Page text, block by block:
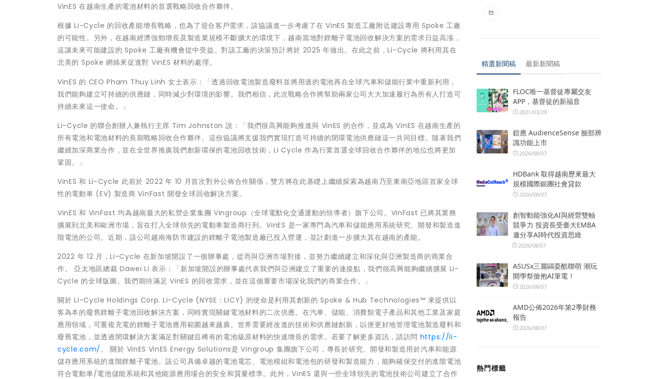
VinES 在越南生產的電池材料的首選戰略回收合作夥伴。
根據 Li-Cycle 的回收產能增長戰略，也為了迎合客戶需求，該協議進一步考慮了在 VinES 製造工廠附近建設專用 Spoke 工廠
的可能性。另外，在越南經濟強勁增長及製造業規模不斷擴大的環境下，越南當地對鋰離子電池回收解決方案的需求日益高漲，
這讓未來可能建設的 Spoke 工廠有機會從中受益。對該工廠的決策預計將於 2025 年做出。在此之前，Li-Cycle 將利用其在
北美的 Spoke 網絡來促進對 VinES 材料的處理。
VinES 的 CEO Pham Thuy Linh 女士表示：「透過回收電池製造廢料並將用過的電池再在全球汽車和儲能行業中重新利用，
我們能夠建立可持續的供應鏈，同時減少對環境的影響。我們相信，此次戰略合作將幫助兩家公司大大加速履行為所有人打造可
持續未來這一使命。」
Li-Cycle 的聯合創辦人兼執行主席 Tim Johnston 說：「我們很高興能夠推進與 VinES 的合作，並成為 VinES 在越南生產的
所有電池和電池材料的長期戰略回收合作夥伴。這份協議將支援我們實現打造可持續的閉環電池供應鏈這一共同目標。隨著我們
繼續加深商業合作，並在全世界推廣我們創新環保的電池回收技術，Li Cycle 作為行業首選全球回收合作夥伴的地位也將更加
鞏固。」
VinES 和 Li-Cycle 此前於 2022 年 10 月首次對外公佈合作關係，雙方將在此基礎上繼續探索為越南乃至東南亞地區首家全球
性的電動車 (EV) 製造商 VinFast 開發全球回收解決方案。
VinES 和 VinFast 均為越南最大的私營企業集團 Vingroup（全球電動化交通運動的領導者）旗下公司。VinFast 已將其業務
擴展到北美和歐洲市場，旨在打入全球領先的電動車製造商行列。VinES 是一家專門為汽車和儲能應用系統研究、開發和製造進
階電池的公司。近期，該公司越南海防市建設的鋰離子電池製造廠已投入營運，並計劃進一步擴大其在越南的產能。
2022 年 12 月，Li-Cycle 在新加坡開設了一個辦事處，從而與亞洲市場對接，並努力繼續建立和深化與亞洲製造商的商業合
作。 亞太地區總裁 Dawei Li 表示：「新加坡開設的辦事處代表我們與亞洲建立了重要的連接點，我們很高興能夠繼續擴展 Li-
Cycle 的全球版圖。我們期待滿足 VinES 的回收需求，並在這個重要市場深化我們的商業合作。」
關於 Li-Cycle Holdings Corp. Li-Cycle (NYSE：LICY) 的使命是利用其創新的 Spoke & Hub Technologies™ 來提供以
客為本的廢舊鋰離子電池回收解決方案，同時實現關鍵電池材料的二次供應。在汽車、儲能、消費類電子產品和其他工業及家庭
應用領域，可重複充電的鋰離子電池應用範圍越來越廣。世界需要經改進的技術和供應鏈創新，以便更好地管理電池製造廢料和
廢舊電池，並透過閉環解決方案滿足對關鍵且稀有的電池級原材料的快速增長的需求。若要了解更多資訊，請訪問 https://li-
cycle.com/。 關於 VinES VinES Energy Solutions是 Vingroup 集團旗下公司，專長於研究、開發和製造用於汽車和能源
儲存應用系統的進階鋰離子電池。該公司具備卓越的電池電芯、電池模組和電池包的研發和製造能力，能夠確保交付的進階電池
符合電動車/電池儲能系統和其他能源應用場合的安全和質量標準。此外，VinES 還與一些全球領先的電池技術公司建立了合作
精選新聞稿 最新新聞稿
FLOC唯一基督徒專屬交友
APP，基督徒的新福音
2021/03/29
鎧應 AudienceSense 臉部辨
識功能上市
2026/08/07
HDBank 取得越南歷來最大
規模國際銀團社會貸款
2026/08/07
創智動能強化AI與經營雙軸
競爭力 投資長受臺大EMBA
邀分享AI時代投資思維
2026/08/07
ASUSx三麗鷗耍酷聯萌 潮玩
開學祭搶抱AI筆電！
2026/08/07
AMD公佈2026年第2季財務
報告
2026/08/07
熱門標籤